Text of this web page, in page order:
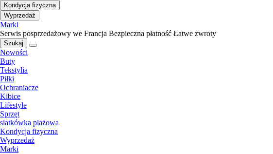
Kondycja fizyczna
Wyprzedaż
Marki
Serwis posprzedażowy we Francja Bezpieczna płatność Łatwe zwroty
Szukaj
Nowości
Buty
Tekstylia
Piłki
Ochraniacze
Kibice
Lifestyle
Sprzęt
siatkówka plażowa
Kondycja fizyczna
Wyprzedaż
Marki